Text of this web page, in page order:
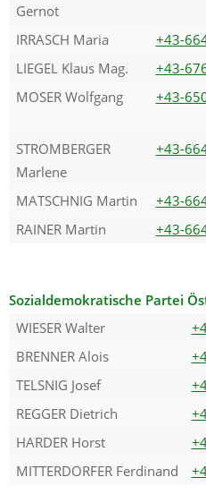
Gernot
IRRASCH Maria +43-
LIEGEL Klaus Mag.
+43-
MOSER Wolfgang
+43-
STROMBERGER
Marlene
+43-
MATSCHNIG Martin +43-
RAINER Martin
+43-
Sozialdemokratische Partei
WIESER Walter
BRENNER Alois
TELSNIG Josef
REGGER Dietrich
HARDER Horst
MITTERDORFER Ferdinand